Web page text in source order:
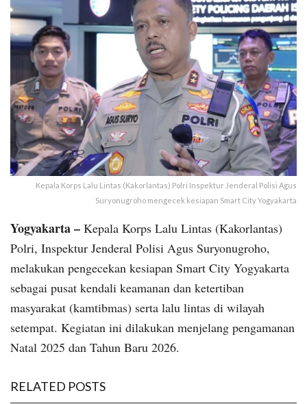
Kepala Korps Lalu Lintas (Kakorlantas) Polri Inspektur Jenderal Polisi Agus
Suryonugroho mengecek kesiapan Smart City Yogyakarta
Yogyakarta – Kepala Korps Lalu Lintas (Kakorlantas)
Polri, Inspektur Jenderal Polisi Agus Suryonugroho,
melakukan pengecekan kesiapan Smart City Yogyakarta
sebagai pusat kendali keamanan dan ketertiban
masyarakat (kamtibmas) serta lalu lintas di wilayah
setempat. Kegiatan ini dilakukan menjelang pengamanan
Natal 2025 dan Tahun Baru 2026.
RELATED POSTS